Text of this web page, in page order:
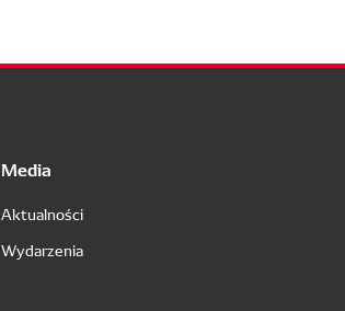
Media
Aktualności
Wydarzenia